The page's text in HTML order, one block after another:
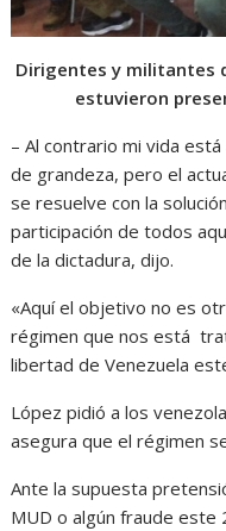
Dirigentes y militantes
estuvieron
– Al contrario mi vida
de grandeza, pero el
se resuelve con la
participación de todos
de la dictadura, dijo.
«Aquí el objetivo no es
régimen que nos está
libertad de Venezuela
López pidió a los
asegura que el régimen
Ante la supuesta
MUD o algún fraude este